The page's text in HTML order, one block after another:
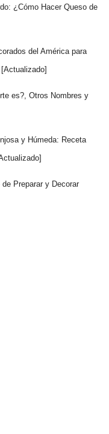
¿Cómo Hacer Queso de
del América para
es?, Otros Nombres y
y Húmeda: Receta
Preparar y Decorar